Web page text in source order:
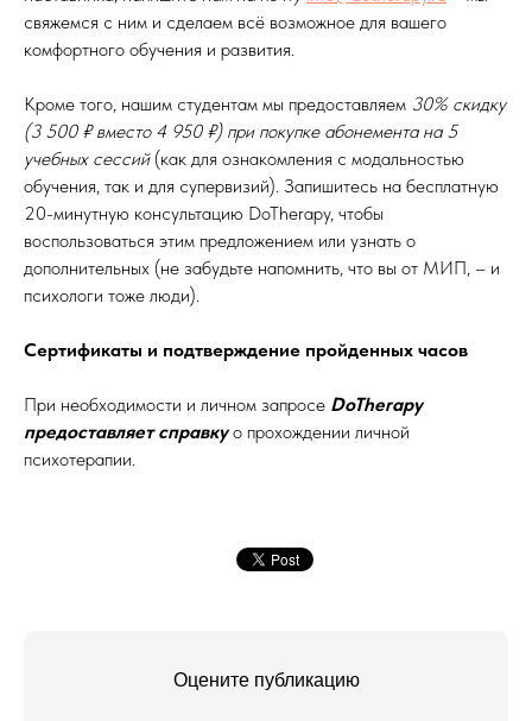
свяжемся с ним и сделаем всё возможное для вашего
комфортного обучения и развития.
Кроме того, нашим студентам мы предоставляем 30% скидку
(3 500 ₽ вместо 4 950 ₽) при покупке абонемента на 5
учебных сессий(как для ознакомления с модальностью
обучения, так и для супервизий). Запишитесь на бесплатную
20-минутную консультацию DoTherapy, чтобы
воспользоваться этим предложением или узнать о
дополнительных (не забудьте напомнить, что вы от МИП, – и
психологи тоже люди).
Сертификаты и подтверждение пройденных часов
При необходимости и личном запросе DoTherapy
предоставляет справкуо прохождении личной
психотерапии.
Оцените публикацию